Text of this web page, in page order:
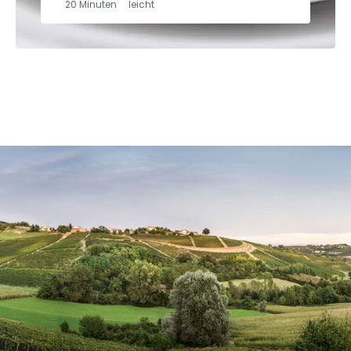
8026143001799
ARTIKELNUMMER
101653
20 Minuten leicht